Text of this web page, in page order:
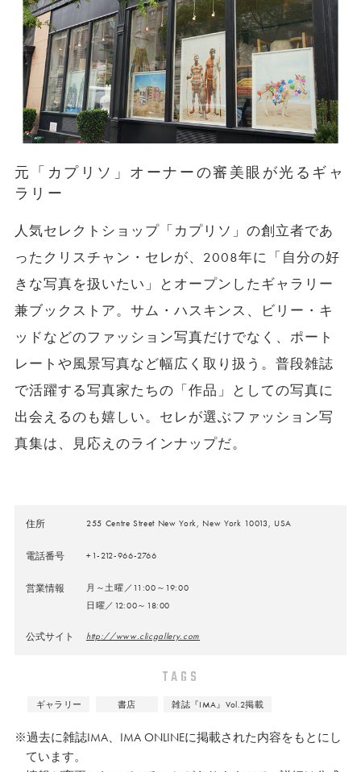
元「カプリソ」オーナーの審美眼が光るギャ
ラリー
人気セレクトショップ「カプリソ」の創立者であ
ったクリスチャン・セレが、2008年に「自分の好
きな写真を扱いたい」とオープンしたギャラリー
兼ブックストア。サム・ハスキンス、ビリー・キ
ッドなどのファッション写真だけでなく、ポート
レートや風景写真など幅広く取り扱う。普段雑誌
で活躍する写真家たちの「作品」としての写真に
出会えるのも嬉しい。セレが選ぶファッション写
真集は、見応えのラインナップだ。
住所 255 Centre Street New York, New York 10013, USA
電話番号 +1-212-966-2766
営業情報
月～土曜／11:00～19:00
日曜／12:00～18:00
公式サイト http://www.clicgallery.com
TAGS
ギャラリー 書店 雑誌『IMA』Vol.2掲載
※過去に雑誌IMA、IMA ONLINEに掲載された内容をもとにし
ています。